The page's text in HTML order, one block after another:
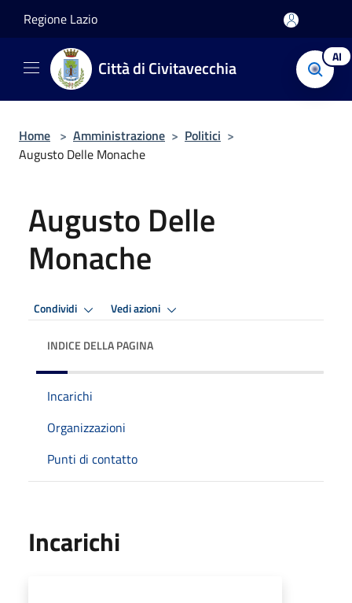
Regione Lazio
Città di Civitavecchia AI
Home > Amministrazione > Politici >
Augusto Delle Monache
Augusto Delle
Monache
Condividi Vedi azioni
INDICE DELLA PAGINA
Incarichi
Organizzazioni
Punti di contatto
Incarichi